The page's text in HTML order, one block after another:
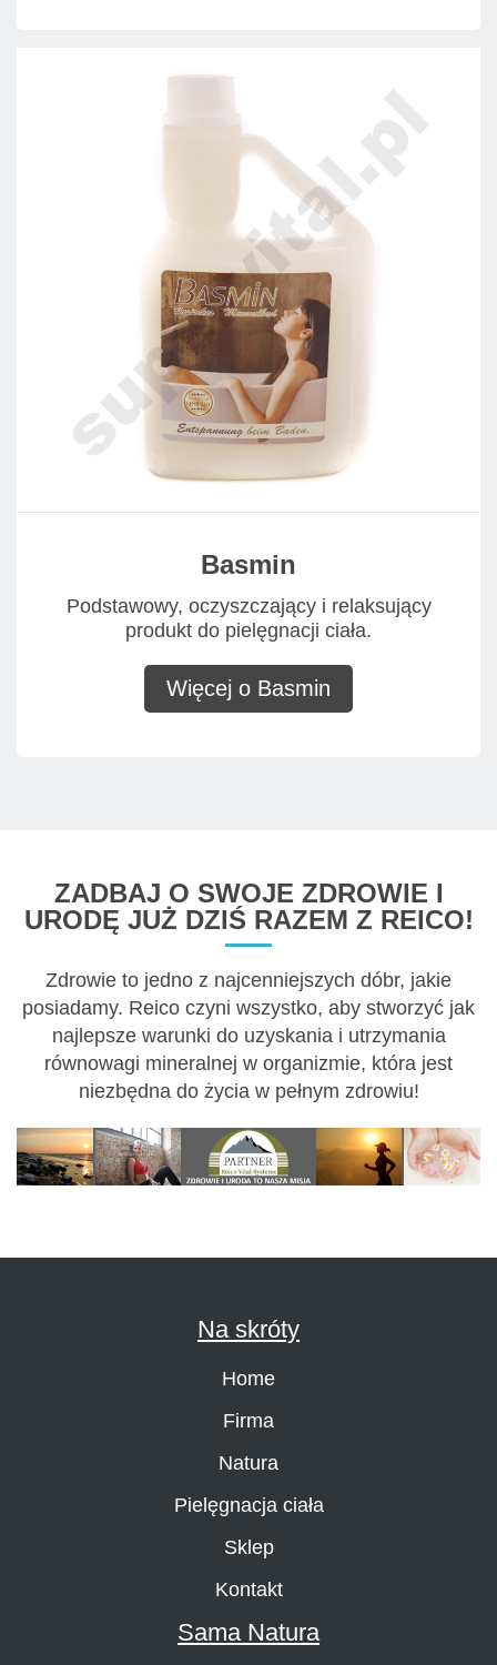
Basmin
Podstawowy, oczyszczający i relaksujący
produkt do pielęgnacji ciała.
Więcej o Basmin
ZADBAJ O SWOJE ZDROWIE I
URODĘ JUŻ DZIŚ RAZEM Z REICO!
Zdrowie to jedno z najcenniejszych dóbr, jakie
posiadamy. Reico czyni wszystko, aby stworzyć jak
najlepsze warunki do uzyskania i utrzymania
równowagi mineralnej w organizmie, która jest
niezbędna do życia w pełnym zdrowiu!
Na skróty
Home
Firma
Natura
Pielęgnacja ciała
Sklep
Kontakt
Sama Natura